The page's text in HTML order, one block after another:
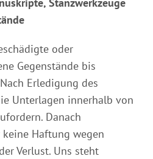
oder
Gegenstände bis
Erledigung des
Unterlagen innerhalb von
Danach
Haftung wegen
Verlust. Uns steht